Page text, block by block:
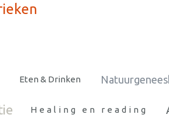
Eten & Drinken
Healing en reading